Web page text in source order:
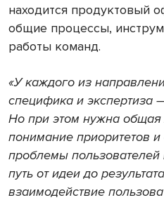
находится продуктовый
общие процессы,
работы команд.
«У каждого из
специфика и экспертиза
Но при этом нужна общая
понимание приоритетов
проблемы пользователей
путь от идеи до
взаимодействие